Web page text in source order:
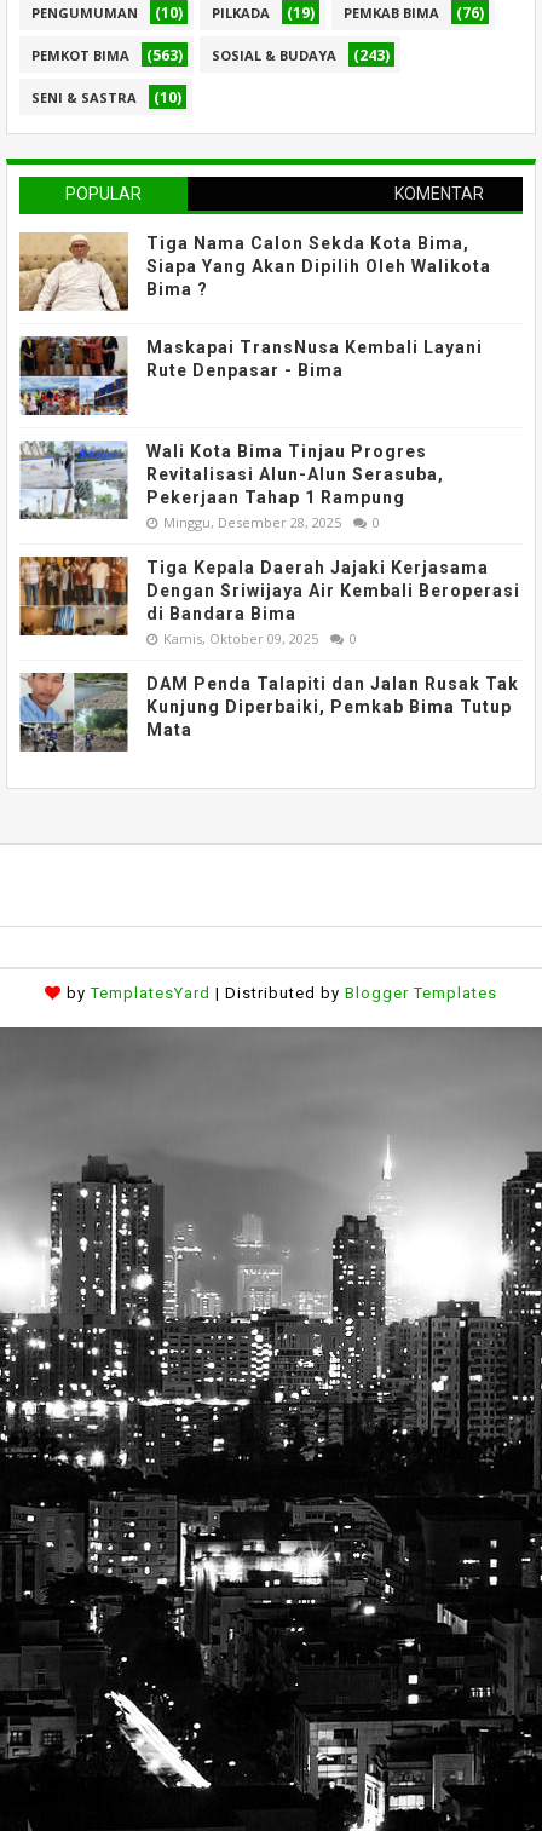
PENGUMUMAN (10) PILKADA (19) PEMKAB BIMA (76)
PEMKOT BIMA (563) SOSIAL & BUDAYA (243)
SENI & SASTRA (10)
POPULAR KOMENTAR
Tiga Nama Calon Sekda Kota Bima,
Siapa Yang Akan Dipilih Oleh Walikota
Bima ?
Maskapai TransNusa Kembali Layani
Rute Denpasar - Bima
Wali Kota Bima Tinjau Progres
Revitalisasi Alun-Alun Serasuba,
Pekerjaan Tahap 1 Rampung
Minggu, Desember 28, 2025 0
Tiga Kepala Daerah Jajaki Kerjasama
Dengan Sriwijaya Air Kembali Beroperasi
di Bandara Bima
Kamis, Oktober 09, 2025 0
DAM Penda Talapiti dan Jalan Rusak Tak
Kunjung Diperbaiki, Pemkab Bima Tutup
Mata
byTemplatesYard | Distributed by Blogger Templates